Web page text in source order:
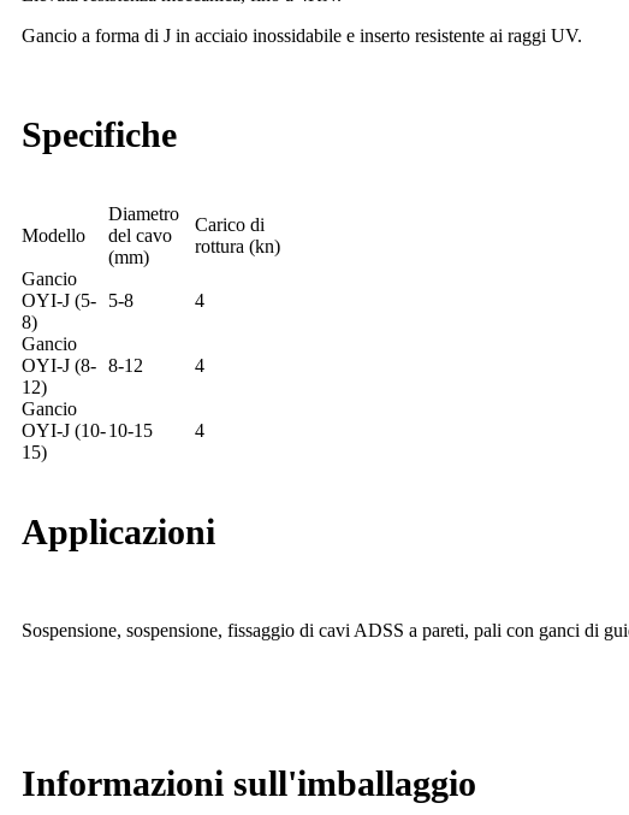
Gancio a forma di J in acciaio inossidabile e inserto resistente ai raggi UV.
Specifiche
Modello
Diametro
del cavo
(mm)
Carico di
rottura (kn)
Gancio
OYI-J (5-
8)
5-8 4
Gancio
OYI-J (8-
12)
8-12 4
Gancio
OYI-J (10-
15)
10-15 4
Applicazioni
Sospensione, sospensione, fissaggio di cavi ADSS a pareti, pali con ganci di
Informazioni sull'imballaggio